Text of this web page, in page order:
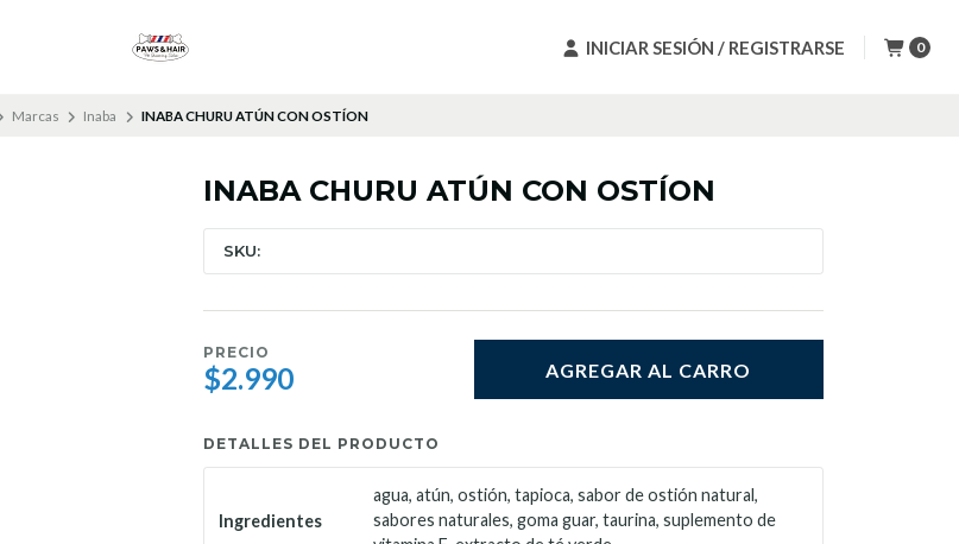
INICIAR SESIÓN / REGISTRARSE 0
Marcas Inaba INABA CHURU ATÚN CON OSTÍON
INABA CHURU ATÚN CON OSTÍON
SKU:
PRECIO
$2.990 AGREGAR AL CARRO
DETALLES DEL PRODUCTO
Ingredientes
agua, atún, ostión, tapioca, sabor de ostión natural,
sabores naturales, goma guar, taurina, suplemento de